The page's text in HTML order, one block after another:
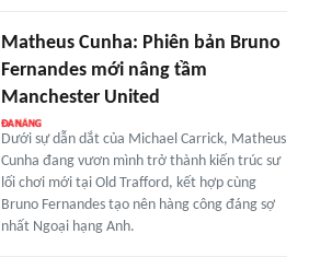
Matheus Cunha: Phiên bản Bruno
Fernandes mới nâng tầm
Manchester United
Dưới sự dẫn dắt của Michael Carrick, Matheus
Cunha đang vươn mình trở thành kiến trúc sư
lối chơi mới tại Old Trafford, kết hợp cùng
Bruno Fernandes tạo nên hàng công đáng sợ
nhất Ngoại hạng Anh.